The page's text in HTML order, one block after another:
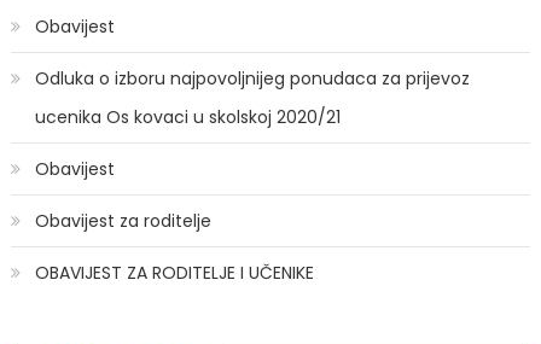
Obavijest
Odluka o izboru najpovoljnijeg ponudaca za prijevoz
ucenika Os kovaci u skolskoj 2020/21
Obavijest
Obavijest za roditelje
OBAVIJEST ZA RODITELJE I UČENIKE